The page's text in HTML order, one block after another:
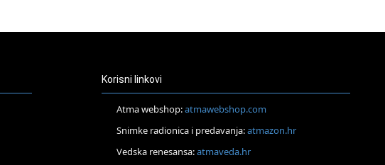
Korisni linkovi
Atma webshop:atmawebshop.com
Snimke radionica i predavanja:atmazon.hr
Vedska renesansa:atmaveda.hr